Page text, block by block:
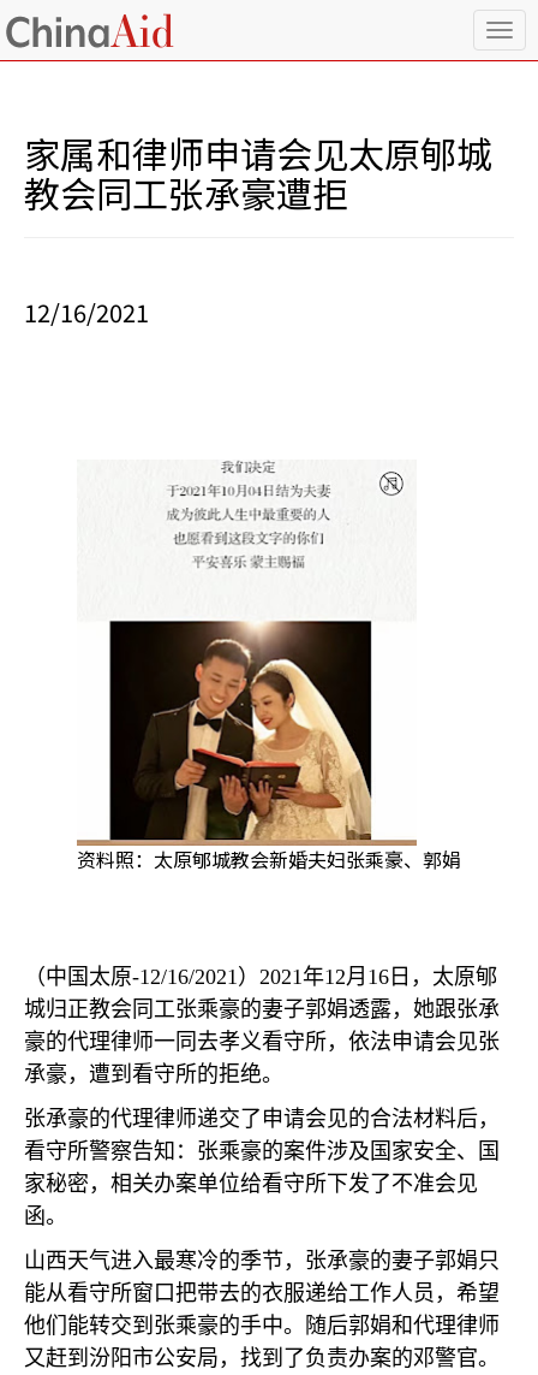
T
o
家属和律师申请会见太原郇城
教会同工张承豪遭拒
12/16/2021
资料照：太原郇城教会新婚夫妇张乘豪、郭娟
（中国太原-12/16/2021） 2021年12月 16 日，太原郇
城归正教会同工张乘豪的妻子郭娟透露，她跟张承
豪的代理律师一同去孝义看守所，依法申请会见张
承豪，遭到看守所的拒绝。
张承豪的代理律师递交了申请会见的合法材料后，
看守所警察告知：张乘豪的案件涉及国家安全、国
家秘密，相关办案单位给看守所下发了不准会见
函。
山西天气进入最寒冷的季节，张承豪的妻子郭娟只
能从看守所窗口把带去的衣服递给工作人员，希望
他们能转交到张乘豪的手中。随后郭娟和代理律师
又赶到汾阳市公安局，找到了负责办案的邓警官。